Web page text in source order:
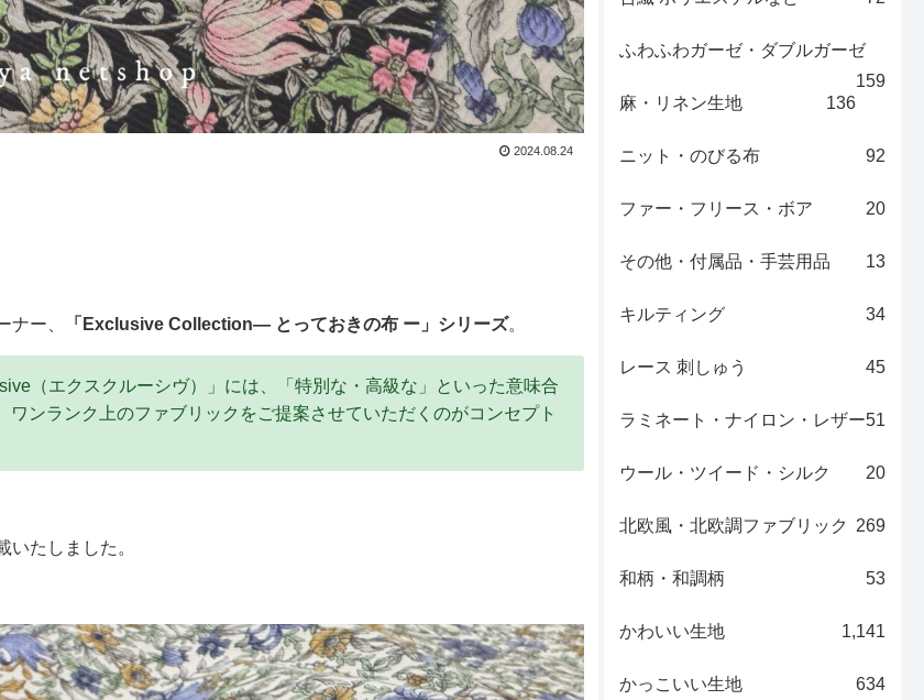
2024.08.24
ー、 「Exclusive Collection― とっておきの布 ー」シリーズ。
（エクスクルーシヴ）」には、「特別な・高級な」といった意味合
ンランク上のファブリックをご提案させていただくのがコンセプト
たしました。
ふわふわガーゼ・ダブルガーゼ
159
麻・リネン生地
136
ニット・のびる布 92
ファー・フリース・ボア 20
その他・付属品・手芸用品 13
キルティング 34
レース 刺しゅう 45
ラミネート・ナイロン・レザー51
ウール・ツイード・シルク 20
北欧風・北欧調ファブリック 269
和柄・和調柄 53
かわいい生地 1,141
かっこいい生地 634